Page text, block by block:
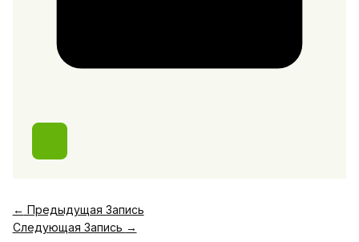
← Предыдущая Запись
Следующая Запись →